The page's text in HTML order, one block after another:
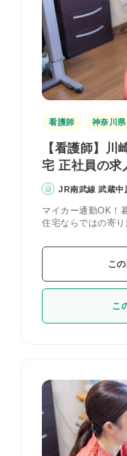
看護師 神奈川県
【看護師】川
宅 正社員の求
JR南武線 武蔵中
マイカー通勤OK！
住宅ならではの寄り
こ
こ